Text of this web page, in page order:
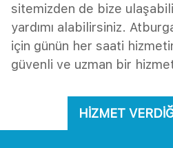
sitemizden de bize
yardımı alabilirsiniz.
için günün her saati
güvenli ve uzman bir
HIZMET